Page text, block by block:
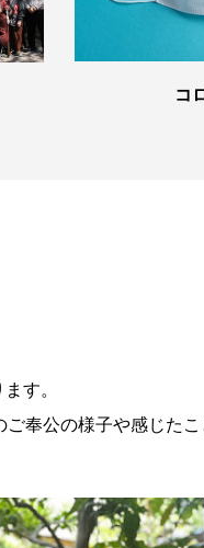
コ
す。
奉公の様子や感じたこ